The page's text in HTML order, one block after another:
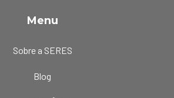
Menu
Sobre a SERES
Blog